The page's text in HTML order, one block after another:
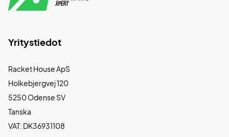
Yritystiedot
Racket House ApS
Holkebjergvej 120
5250 Odense SV
Tanska
VAT: DK36931108